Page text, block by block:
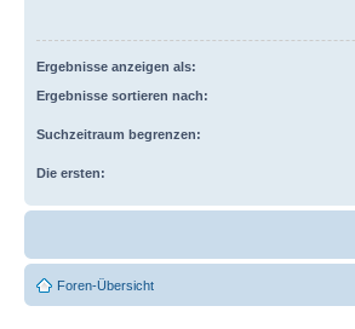
Ergebnisse anzeigen als:
Ergebnisse sortieren nach:
Suchzeitraum begrenzen:
Die ersten:
Foren-Übersicht